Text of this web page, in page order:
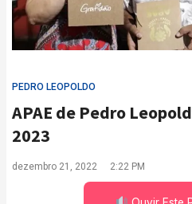
PEDRO LEOPOLDO
APAE de Pedro
2023
dezembro 21, 2022 2:22 PM